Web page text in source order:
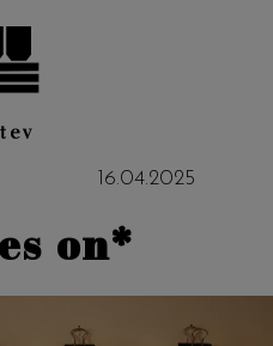
16.04.2025
on*